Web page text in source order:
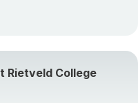
Rietveld College